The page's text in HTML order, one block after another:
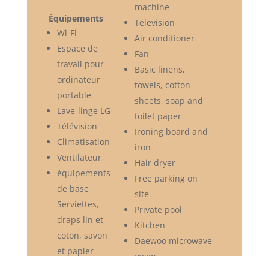
Équipements
Wi-Fi
Espace de
travail pour
ordinateur
portable
Lave-linge LG
Télévision
Climatisation
Ventilateur
équipements
de base
Serviettes,
draps lin et
coton, savon
et papier
machine
Television
Air conditioner
Fan
Basic linens,
towels, cotton
sheets, soap and
toilet paper
Ironing board and
iron
Hair dryer
Free parking on
site
Private pool
Kitchen
Daewoo microwave